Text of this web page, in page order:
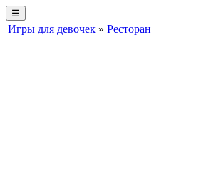
☰
Игры для девочек » Ресторан